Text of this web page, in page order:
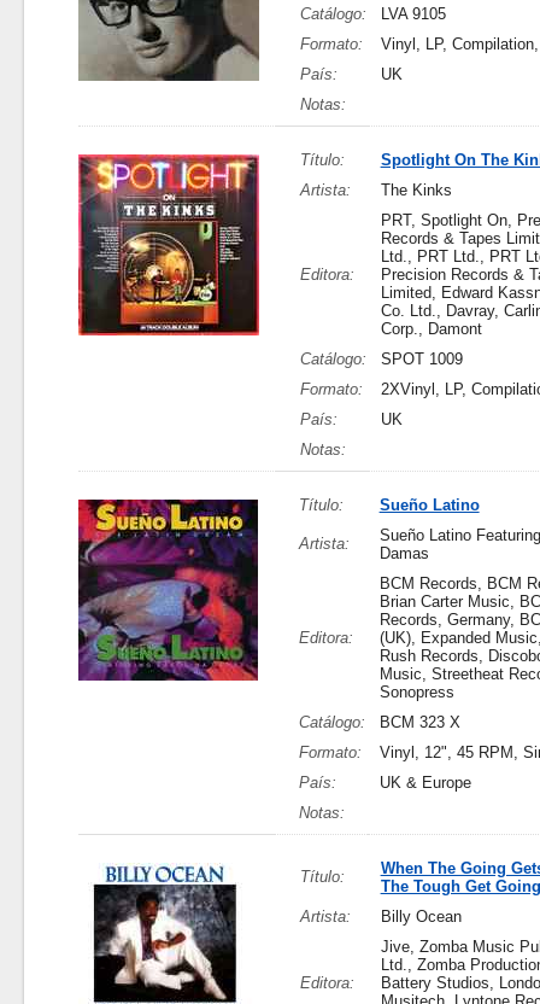
Catálogo:
LVA 9105
Formato:
Vinyl, LP,
País:
UK
Notas:
Título:
Spotlight On The
Artista:
The Kinks
Editora:
PRT, Spotlight On,
Records & Tapes
Ltd., PRT Ltd., PRT
Precision Records &
Limited, Edward
Co. Ltd., Davray,
Corp., Damont
Catálogo:
SPOT 1009
Formato:
2XVinyl, LP,
País:
UK
Notas:
Título: Sueño Latino
Artista:
Sueño Latino
Damas
Editora:
BCM Records, BCM
Brian Carter Music,
Records, Germany,
(UK), Expanded
Rush Records,
Music, Streetheat
Sonopress
Catálogo:
BCM 323 X
Formato:
Vinyl, 12", 45 RPM,
País:
UK & Europe
Notas:
Título:
When The Going
The Tough Get Going
Artista:
Billy Ocean
Editora:
Jive, Zomba Music
Ltd., Zomba
Battery Studios,